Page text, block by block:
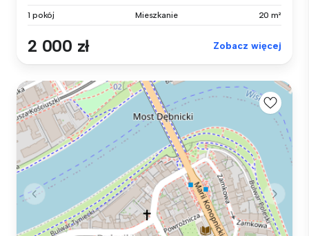
1 pokój Mieszkanie 20 m²
2 000 zł Zobacz więcej